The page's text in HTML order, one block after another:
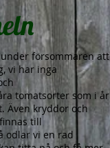
försommaren att
vi har inga
tomatsorter som i år
Även kryddor och
till
odlar vi en rad